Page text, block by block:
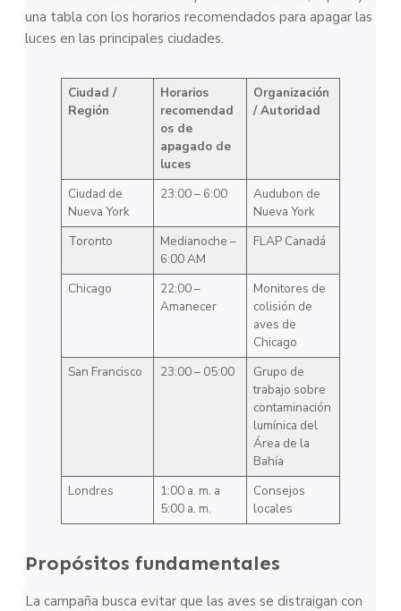
una tabla con los horarios recomendados para apagar las
luces en las principales ciudades.
Ciudad /
Región
Horarios
recomendad
os de
apagado de
luces
Organización
/ Autoridad
Ciudad de
Nueva York
23:00 – 6:00
Audubon de
Nueva York
Toronto
Medianoche –
6:00 AM
FLAP Canadá
Chicago
22:00 –
Amanecer
Monitores de
colisión de
aves de
Chicago
San Francisco
23:00 – 05:00
Grupo de
trabajo sobre
contaminación
lumínica del
Área de la
Bahía
Londres
1:00 a. m. a
5:00 a. m.
Consejos
locales
Propósitos fundamentales
La campaña busca evitar que las aves se distraigan con